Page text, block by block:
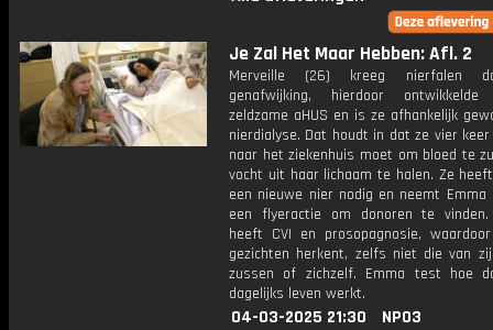
Je Zal Het Maar Hebben: Afl. 2
Merveille (26) kreeg nierfalen
genafwijking, hierdoor
zeldzame aHUS en is ze afhankelijk
nierdialyse. Dat houdt in dat ze vier
naar het ziekenhuis moet om bloed te
vocht uit haar lichaam te halen. Ze
een nieuwe nier nodig en neemt Emma
een flyeractie om donoren te
heeft CVI en prosopagnosie,
gezichten herkent, zelfs niet die van
zussen of zichzelf. Emma test hoe
dagelijks leven werkt.
04-03-2025 21:30
NPO3